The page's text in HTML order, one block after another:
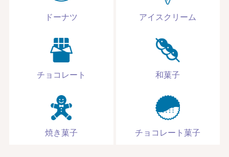
ドーナツ アイスクリーム
チョコレート 和菓子
焼き菓子 チョコレート菓子